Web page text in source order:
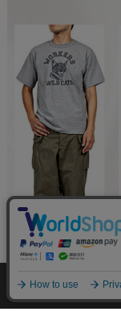
個人情報の取り扱いについて